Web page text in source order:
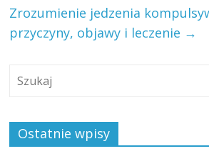
Zrozumienie jedzenia
przyczyny, objawy i leczenie →
Ostatnie wpisy